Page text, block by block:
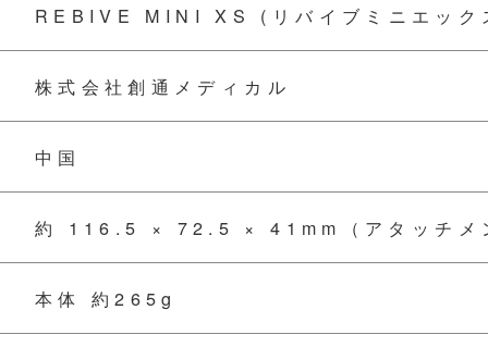
REBIVE MINI XS (リバイブミニエック
株式会社創通メディカル
中国
約 116.5 × 72.5 × 41mm（アタッチメ
本体 約265g